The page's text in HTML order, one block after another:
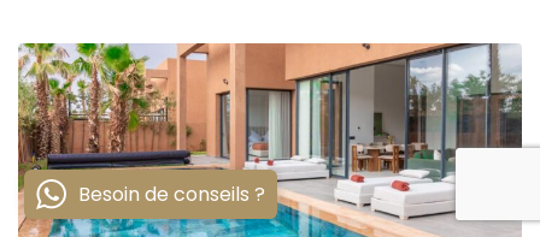
Besoin de conseils ?